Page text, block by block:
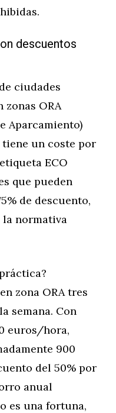
descuentos
ciudades
ORA
Aparcamiento)
un coste por
ECO
que pueden
de descuento,
la normativa
zona ORA tres
semana. Con
euros/hora,
900
del 50% por
anual
es una fortuna,